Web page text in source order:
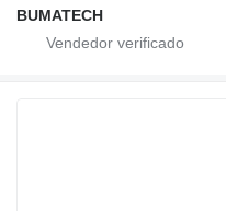
BUMATECH